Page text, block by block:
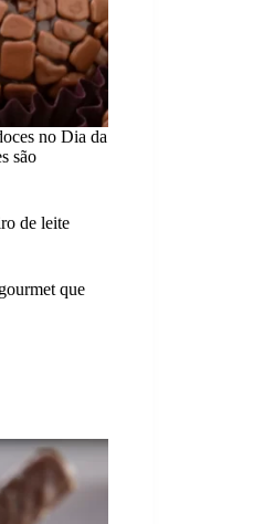
no Dia da
são
de leite
que